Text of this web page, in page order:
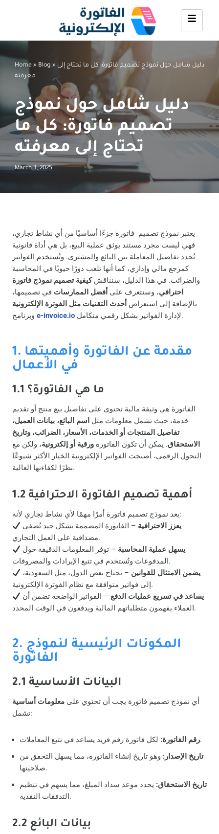
Home » Blog » دليل شامل حول نموذج تصميم فاتورة: كل ما تحتاج إلى
معرفته
دليل شامل حول نموذج
تصميم فاتورة: كل ما
تحتاج إلى معرفته
March 3, 2025
يعتبر نموذج تصميم فاتورة جزءًا أساسيًا من أي نشاط تجاري،
فهي ليست مجرد مستند يوثق عملية البيع، بل هي أداة قانونية
تُحدد تفاصيل المعاملة بين البائع والمشتري. وتُستخدم الفواتير
كمرجع مالي وإداري، كما أنها تلعب دورًا حيويًا في المحاسبة
والضرائب. في هذا الدليل، سنناقشكيفية تصميم نموذج فاتورة
احترافي، وسنتعرف على أفضل الممارسات في تصميمها،
بالإضافة إلى استعراض أحدث التقنيات مثل الفوترة الإلكترونية
e-invoice.io لإدارة الفواتير بشكل رقمي متكامل.
1. مقدمة عن الفاتورة وأهميتها
في الأعمال
1.1 ما هي الفاتورة؟
الفاتورة هي وثيقة مالية تحتوي على تفاصيل بيع منتج أو تقديم
خدمة، حيث تشمل معلومات مثل اسم البائع، بيانات العميل،
تفاصيل المنتجات أو الخدمات، الأسعار، الضرائب، وتاريخ
الاستحقاق. يمكن أن تكون الفاتورة ورقية أو إلكترونية، ولكن مع
التحول الرقمي، أصبحت الفواتير الإلكترونية الخيار الأكثر شيوعًا
نظرًا لكفاءتها العالية.
1.2 أهمية تصميم الفاتورة الاحترافية
يعد نموذج تصميم فاتورة أمرًا مهمًا لأي نشاط تجاري لأنه:
يعزز الاحترافية – الفاتورة المصممة بشكل جيد تُضفي
مصداقية على العمل التجاري.
يسهل عملية المحاسبة – توفر المعلومات الدقيقة حول
المدفوعات وتُستخدم في تتبع الإيرادات والمصروفات.
يضمن الامتثال للقوانين – تحتاج بعض الدول، مثل السعودية،
إلى فواتير متوافقة مع نظام الفوترة الإلكترونية.
يساعد في تسريع عمليات الدفع – الفواتير الواضحة تضمن أن
العملاء يفهمون متطلباتهم المالية ويدفعون في الوقت المحدد.
2. المكونات الرئيسية لنموذج
الفاتورة
2.1 البيانات الأساسية
أي نموذج تصميم فاتورة يجب أن تحتوي على معلومات أساسية
تشمل:
رقم الفاتورة:لكل فاتورة رقم فريد يساعد في تتبع المعاملات.
تاريخ الإصدار: وهو تاريخ إنشاء الفاتورة، مما يسهل التحقق من
صلاحيتها.
تاريخ الاستحقاق: يحدد موعد سداد المبلغ، مما يسهم في تنظيم
التدفقات النقدية.
2.2 بيانات البائع